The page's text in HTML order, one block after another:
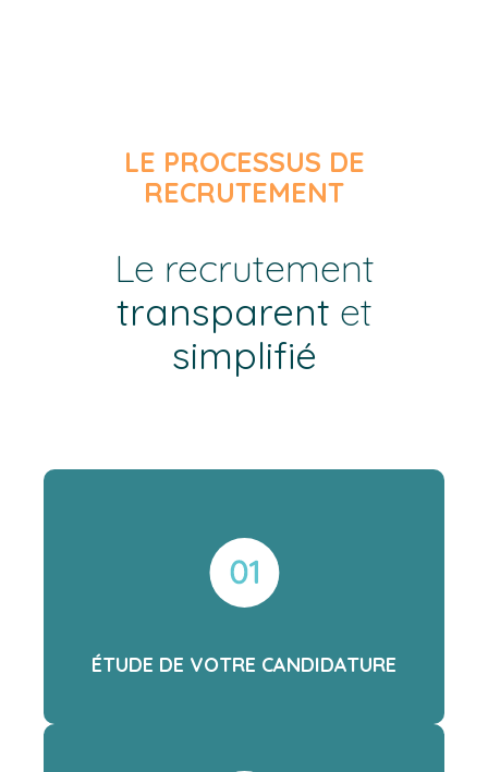
LE PROCESSUS DE
RECRUTEMENT
Le recrutement
transparent et
simplifié
ÉTUDE DE VOTRE CANDIDATURE